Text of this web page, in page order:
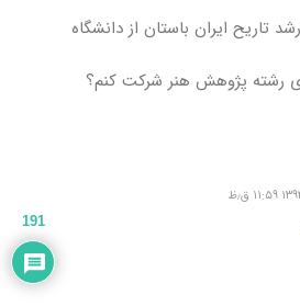
تاریح ایران باستان از دانشگاه
رشته پژوهش هنر شرکت کنم؟
191